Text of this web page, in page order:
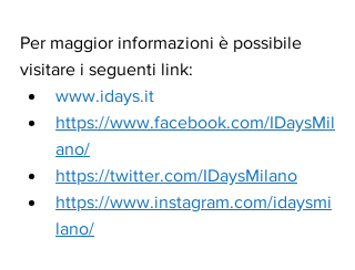
Per maggior informazioni è possibile
visitare i seguenti link:
www.idays.it
https://www.facebook.com/IDaysMil
ano/
https://twitter.com/IDaysMilano
https://www.instagram.com/idaysmi
lano/